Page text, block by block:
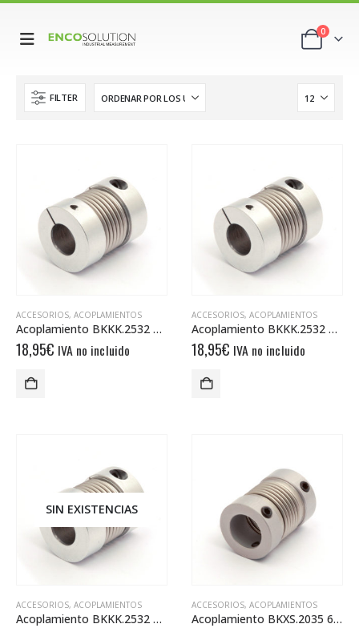
0
FILTER
ACCESORIOS, ACOPLAMIENTOS
Acoplamiento BKKK.2532 06/12
18,95€ IVA no incluido
ACCESORIOS, ACOPLAMIENTOS
Acoplamiento BKKK.2532 10/10
18,95€ IVA no incluido
SIN EXISTENCIAS
ACCESORIOS, ACOPLAMIENTOS
Acoplamiento BKKK.2532 04/06 (BKL 003)
ACCESORIOS, ACOPLAMIENTOS
Acoplamiento BKXS.2035 6/6